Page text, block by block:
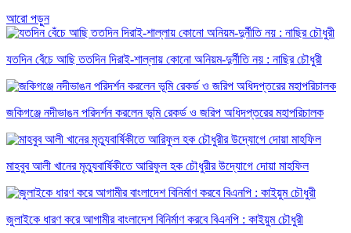
আরো পড়ুন
যতদিন বেঁচে আছি ততদিন দিরাই-শাল্লায় কোনো অনিয়ম-দুর্নীতি নয় : নাছির চৌধুরী
জকিগঞ্জে নদীভাঙন পরিদর্শন করলেন ভূমি রেকর্ড ও জরিপ অধিদপ্তরের মহাপরিচালক
মাহবুব আলী খানের মৃত্যুবার্ষিকীতে আরিফুল হক চৌধুরীর উদ্যোগে দোয়া মাহফিল
জুলাইকে ধারণ করে আগামীর বাংলাদেশ বিনির্মাণ করবে বিএনপি : কাইয়ুম চৌধুরী